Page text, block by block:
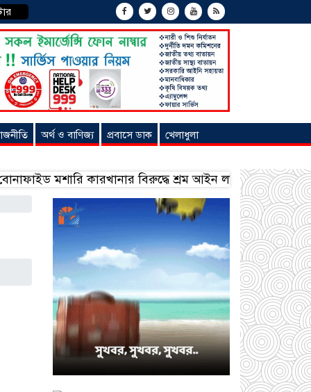
অর্থ ও বাণিজ্য প্রবাসে ডাক
খেলাধুলা
মশারি কারখানার বিরুদ্ধে শ্রম আইন লঙ্ঘনের অভিযোগ